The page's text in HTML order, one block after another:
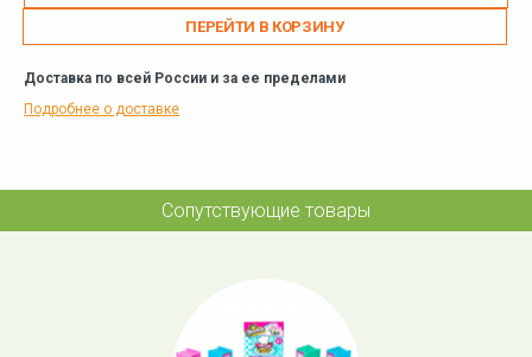
ПЕРЕЙТИ В КОРЗИНУ
Доставка по всей России и за ее пределами
Подробнее о доставке
Сопутствующие товары